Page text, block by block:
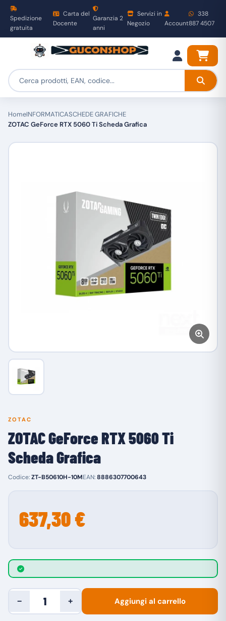
Spedizione
gratuita
Carta del
Docente
Garanzia 2
anni
Servizi in
Negozio
Account
338
887 4507
HomeINFORMATICASCHEDE GRAFICHE
ZOTAC GeForce RTX 5060 Ti Scheda Grafica
ZOTAC
ZOTAC GeForce RTX 5060 Ti
Scheda Grafica
Codice:ZT-B50610H-10MEAN:8886307700643
637,30 €
− + Aggiungi al carrello